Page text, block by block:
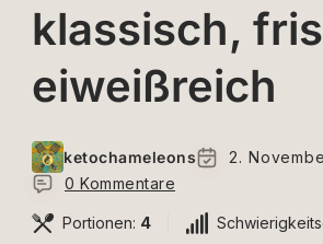
klassisch,
eiweißreich
ketochameleons
2.
0 Kommentare
Portionen: 4